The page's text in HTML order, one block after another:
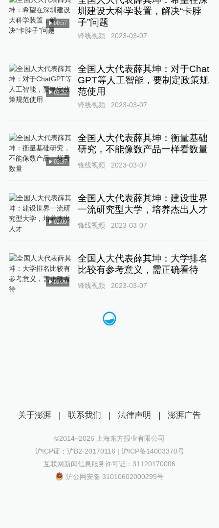
00:57
圳建设大科学装置，解决“卡脖
子”问题
锋线视频 2023-03-07
02:22
全国人大代表薛其坤：对于Chat
GPT等人工智能，要制定政策规
范使用
锋线视频 2023-03-07
02:37
全国人大代表薛其坤：衡量基础
研究，不能像数产品一样看数量
锋线视频 2023-03-07
02:09
全国人大代表薛其坤：建设世界
一流研究型大学，培养杰出人才
锋线视频 2023-03-07
02:29
全国人大代表薛其坤：大学排名
比较有参考意义，需正确看待
锋线视频 2023-03-07
关于澎湃 | 联系我们 | 法律声明 | 澎湃广告
©2014~2026 上海东方报业有限公司
沪ICP证：沪B2-20170116 | 沪ICP备14003370号
互联网新闻信息服务许可证：31120170006
沪公网安备 31010602000299号